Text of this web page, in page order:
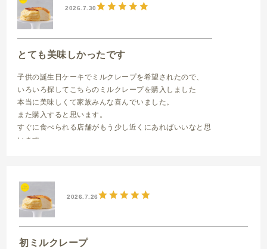
2026.7.30
とても美味しかったです
子供の誕生日ケーキでミルクレープを希望されたので、
いろいろ探してこちらのミルクレープを購入しました
本当に美味しくて家族みんな喜んでいました。
また購入すると思います。
すぐに食べられる店舗がもう少し近くにあればいいなと思
います
2026.7.26
初ミルクレープ